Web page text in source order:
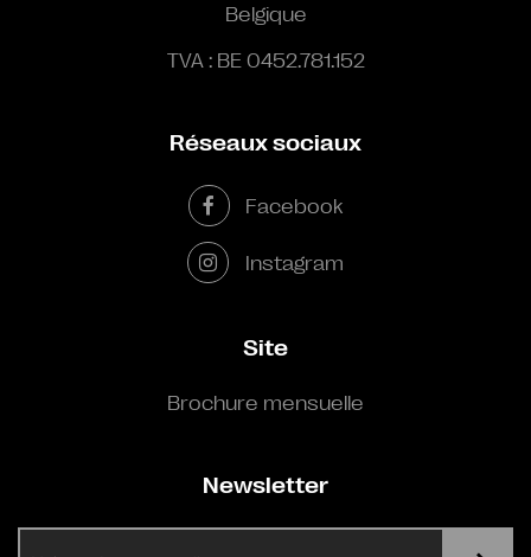
Belgique
TVA : BE 0452.781.152
Réseaux sociaux
Facebook
Instagram
Site
Brochure mensuelle
Newsletter